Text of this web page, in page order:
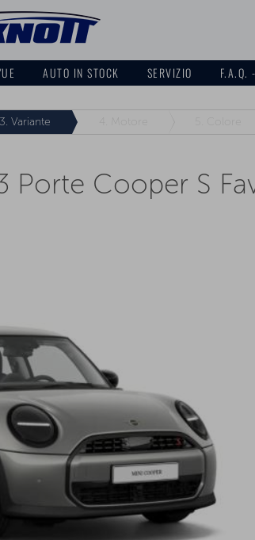
AUTO IN STOCK SERVIZIO F.A.Q.
3. Variante
Porte Cooper S